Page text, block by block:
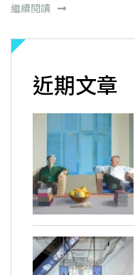
繼續閱讀
近期文章